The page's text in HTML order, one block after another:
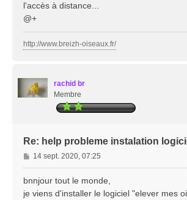
l'accès à distance...
@+
http://www.breizh-oiseaux.fr/
rachid br
Membre
Re: help probleme instalation
M
e
s
14 sept. 2020, 07:25
bnnjour tout le monde,
je viens d'installer le logiciel "elever mes